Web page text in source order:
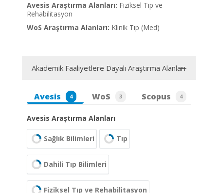
Avesis Araştırma Alanları: Fiziksel Tıp ve
Rehabilitasyon
WoS Araştırma Alanları: Klinik Tıp (Med)
Akademik Faaliyetlere Dayalı Araştırma Alanları
Avesis 4 WoS 3 Scopus 4
Avesis Araştırma Alanları
Sağlık Bilimleri Tıp
Dahili Tıp Bilimleri
Fiziksel Tıp ve Rehabilitasyon